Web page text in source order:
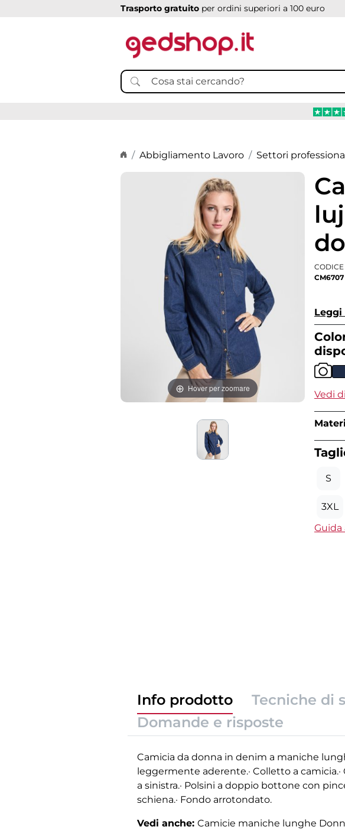
Trasporto gratuito per ordini superiori a 100 euro
Home page
Abbigliamento Lavoro Settori
Hover per zoomare
CODICE
CM6707
Leggi
Vedi
S
3XL
Guida
Info prodotto Tecniche di
Domande e risposte
Camicia da donna in denim a maniche
leggermente aderente.· Colletto a
a sinistra.· Polsini a doppio bottone con
schiena.· Fondo arrotondato.
Vedi anche: Camicie maniche lunghe